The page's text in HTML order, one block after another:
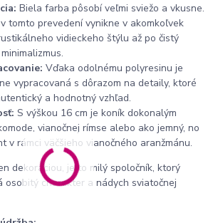
Biela farba pôsobí veľmi sviežo a vkusne.
tomto prevedení vynikne v akomkoľvek
vidieckeho štýlu až po čistý
Vďaka odolnému polyresinu je
vypracovaná s dôrazom na detaily, ktoré
a hodnotný vzhľad.
S výškou 16 cm je koník dokonalým
vianočnej rímse alebo ako jemný, no
v rámci väčšieho vianočného aranžmánu.
dekoráciou, je to milý spoločník, ktorý
osobitý charakter a nádych sviatočnej